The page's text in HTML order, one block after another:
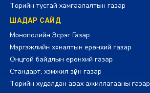
Төрийн тусгай хамгаалалтын газар
ШАДАР САЙД
Монополийн Эсрэг Газар
Мэргэжлийн хяналтын ерөнхий газар
Онцгой байдлын ерөнхий газар
Стандарт, хэмжил зүйн газар
Төрийн худалдан авах ажиллагааны газар